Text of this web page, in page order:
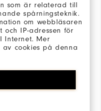
som är relaterad till
spårningsteknik.
om webbläsaren
och IP-adressen för
Internet. Mer
av cookies på denna
10
4